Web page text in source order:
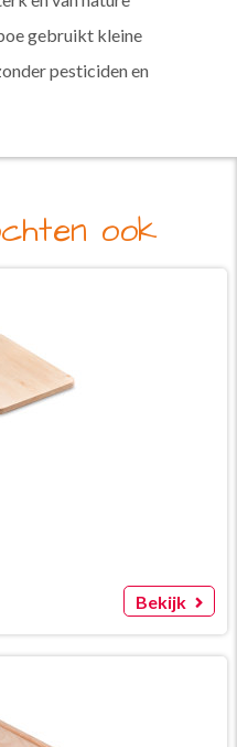
gebruikt kleine
pesticiden en
ook
Bekijk